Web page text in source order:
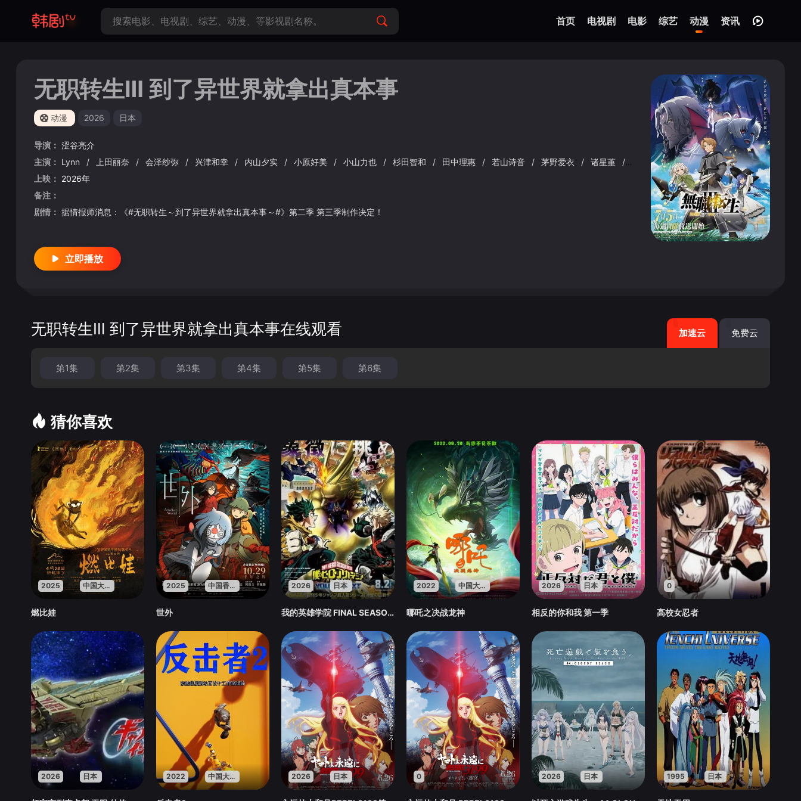
首页 电视剧 电影 综艺 动漫 资讯
无职转生Ⅲ 到了异世界就拿出真本事
动漫 2026 日本
导演： 涩谷亮介
主演： Lynn / 上田丽奈 / 会泽纱弥 / 兴津和幸 / 内山夕实 / 小原好美 / 小山力也 / 杉田智和 / 田中理惠 / 若山诗音 / 茅野爱衣 / 诸星堇 / 逢坂良太 / 金元寿子 / 高田忧希
上映： 2026年
备注：
剧情： 据情报师消息：《#无职转生～到了异世界就拿出真本事～#》第二季 第三季制作决定！
立即播放
无职转生Ⅲ 到了异世界就拿出真本事在线观看 加速云 免费云
第1集 第2集 第3集 第4集 第5集 第6集
猜你喜欢
2025 中国大陆
燃比娃
2025 中国香港
世外
2026 日本
我的英雄学院 FINAL SEASON 特别篇
2022 中国大陆
哪吒之决战龙神
2026 日本
相反的你和我 第一季
0
高校女忍者
2026 日本 2022 中国大陆 2026 日本 0 2026 日本 1995 日本